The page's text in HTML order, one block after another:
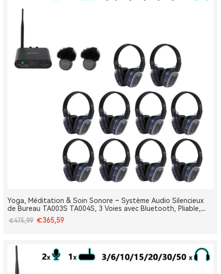
Yoga, Méditation & Soin Sonore – Système Audio Silencieux
de Bureau TA003S TA004S, 3 Voies avec Bluetooth, Pliable,
Type-C, Bass Boost
€475,99 €365,59